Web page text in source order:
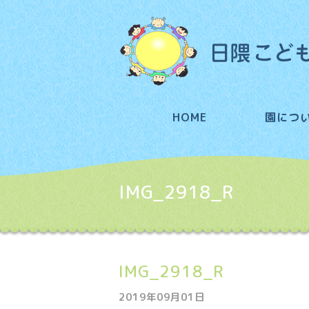
HOME 園につ
IMG_2918_R
IMG_2918_R
2019年09月01日